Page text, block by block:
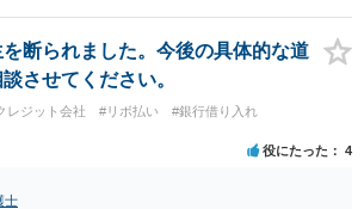
なら構わないと思います。 実際には、いろい
討して方針を決めないといけないので、直接弁
、債務整理を依頼してください。
断られました。今後の具体的な道
させてください。
レジット会社 #リボ払い
#銀行借り入れ
役にたった 4
士